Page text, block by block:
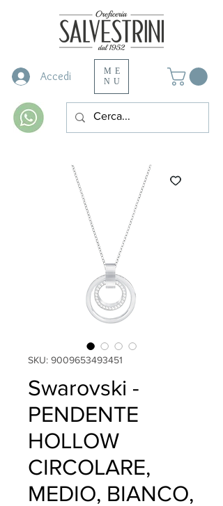
Accedi
ME
NU
SKU: 9009653493451
Swarovski -
PENDENTE
HOLLOW
CIRCOLARE,
MEDIO, BIANCO,